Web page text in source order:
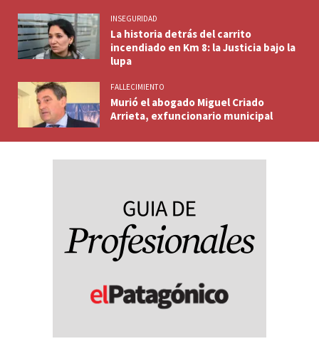
INSEGURIDAD
La historia detrás del carrito
incendiado en Km 8: la Justicia bajo la
lupa
FALLECIMIENTO
Murió el abogado Miguel Criado
Arrieta, exfuncionario municipal